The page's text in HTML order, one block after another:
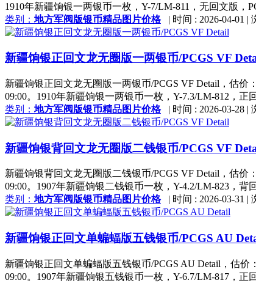
1910年新疆饷银一两银币一枚，Y-7/LM-811，无回文版，
类别： 地方军阀版银币精品图片价格 | 时间 : 2026-04-01 |
新疆饷银正回文龙无圈版一两银币/PCGS VF
新疆饷银正回文龙无圈版一两银币/PCGS VF Detail，估价
09:00。1910年新疆饷银一两银币一枚，Y-7.3/LM-812，正
类别： 地方军阀版银币精品图片价格 | 时间 : 2026-03-28 |
新疆饷银背回文龙无圈版二钱银币/PCGS VF
新疆饷银背回文龙无圈版二钱银币/PCGS VF Detail，估价
09:00。1907年新疆饷银二钱银币一枚，Y-4.2/LM-823，
类别： 地方军阀版银币精品图片价格 | 时间 : 2026-03-31 |
新疆饷银正回文单蝙蝠版五钱银币/PCGS AU
新疆饷银正回文单蝙蝠版五钱银币/PCGS AU Detail，估价
09:00。1907年新疆饷银五钱银币一枚，Y-6.7/LM-817，